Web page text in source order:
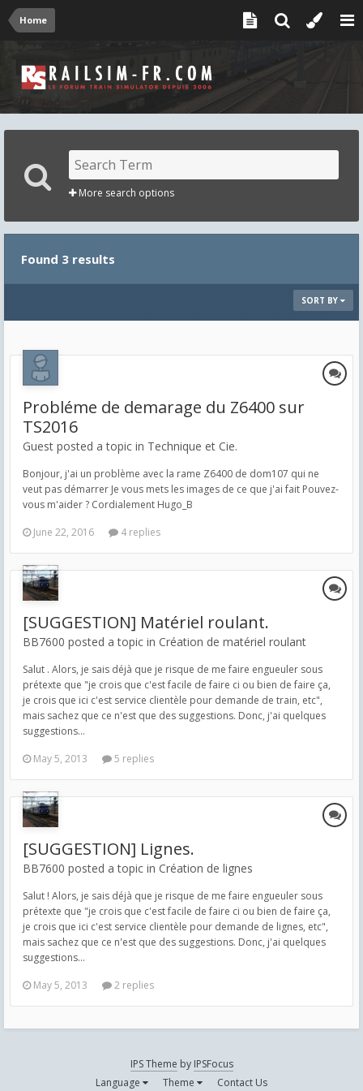
Home
More search options
Found 3 results
SORT BY
Probléme de demarage du Z6400 sur
TS2016
Guest posted a topic in Technique et Cie.
Bonjour, j'ai un problème avec la rame Z6400 de dom107 qui ne
veut pas démarrer Je vous mets les images de ce que j'ai fait Pouvez-
vous m'aider ? Cordialement Hugo_B
June 22, 2016
4 replies
[SUGGESTION] Matériel roulant.
BB7600 posted a topic in Création de matériel roulant
Salut . Alors, je sais déjà que je risque de me faire engueuler sous
prétexte que "je crois que c'est facile de faire ci ou bien de faire ça,
je crois que ici c'est service clientèle pour demande de train, etc",
mais sachez que ce n'est que des suggestions. Donc, j'ai quelques
suggestions...
May 5, 2013
5 replies
[SUGGESTION] Lignes.
BB7600 posted a topic in Création de lignes
Salut ! Alors, je sais déjà que je risque de me faire engueuler sous
prétexte que "je crois que c'est facile de faire ci ou bien de faire ça,
je crois que ici c'est service clientèle pour demande de lignes, etc",
mais sachez que ce n'est que des suggestions. Donc, j'ai quelques
suggestions...
May 5, 2013
2 replies
IPS Theme by IPSFocus
Language
Theme Contact Us